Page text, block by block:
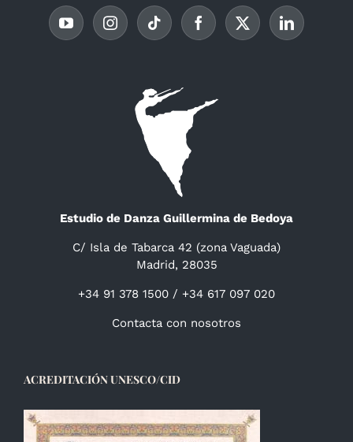
Estudio de Danza Guillermina de Bedoya
C/ Isla de Tabarca 42 (zona Vaguada)
Madrid, 28035
+34 91 378 1500 / +34 617 097 020
Contacta con nosotros
ACREDITACIÓN UNESCO/CID